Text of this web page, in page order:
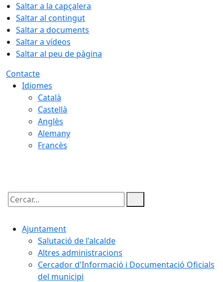
Saltar a la capçalera
Saltar al contingut
Saltar a documents
Saltar a vídeos
Saltar al peu de pàgina
Contacte
Idiomes
Català
Castellà
Anglès
Alemany
Francès
Cercar:
Ajuntament
Salutació de l'alcalde
Altres administracions
Cercador d'Informació i Documentació Oficials
del municipi